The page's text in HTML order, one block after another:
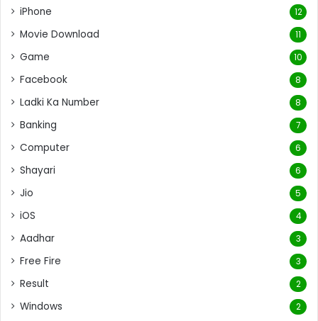
iPhone 12
Movie Download 11
Game 10
Facebook 8
Ladki Ka Number 8
Banking 7
Computer 6
Shayari 6
Jio 5
iOS 4
Aadhar 3
Free Fire 3
Result 2
Windows 2